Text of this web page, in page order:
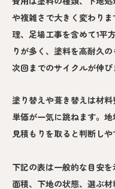
や複雑さで大きく変わり
理、足場工事を含めて1平
りが多く、塗料を高耐久
次回までのサイクルが伸び
塗り替えや葺き替えは材
単価が一気に跳ねます。
見積もりを取ると判断しや
下記の表は一般的な目安
面積、下地の状態、選ぶ